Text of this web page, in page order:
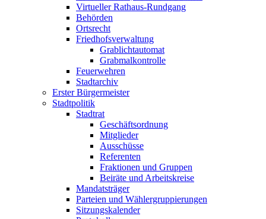
Virtueller Rathaus-Rundgang
Behörden
Ortsrecht
Friedhofsverwaltung
Grablichtautomat
Grabmalkontrolle
Feuerwehren
Stadtarchiv
Erster Bürgermeister
Stadtpolitik
Stadtrat
Geschäftsordnung
Mitglieder
Ausschüsse
Referenten
Fraktionen und Gruppen
Beiräte und Arbeitskreise
Mandatsträger
Parteien und Wählergruppierungen
Sitzungskalender